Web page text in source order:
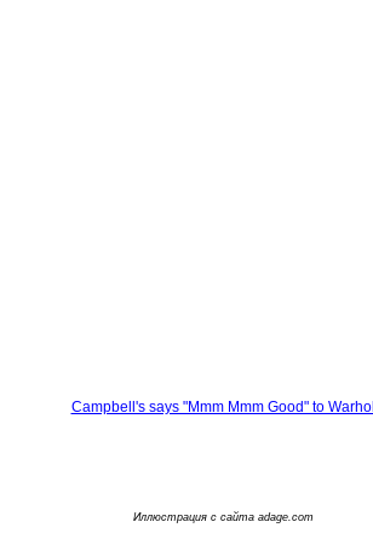
Campbell's says "Mmm Mmm Good" to Warhol
Иллюстрация с сайта adage.com